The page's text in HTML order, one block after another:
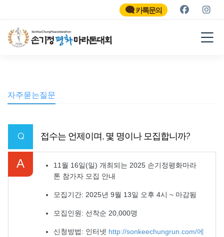
카톡문의
MARATHON
2026
자주묻는질문
Q 접수는 언제이며, 몇 명이나 모집합니까?
A
11월 16일(일) 개최되는 2025 손기정평화마라
톤 참가자 모집 안내
모집기간: 2025년 9월 13일 오후 4시 ~ 마감됨
모집인원: 선착순 20,000명
신청방법: 인터넷 http://sonkeechungrun.com/에